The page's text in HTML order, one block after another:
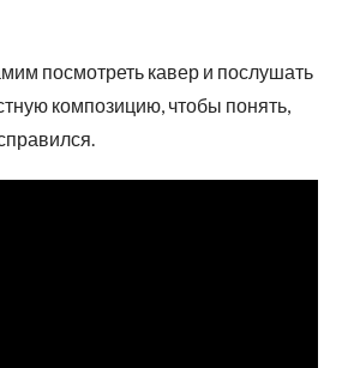
посмотреть кавер и послушать
композицию, чтобы понять,